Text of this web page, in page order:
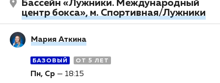
Бассейн «Лужники. Международный
центр бокса», м. Спортивная/Лужники
Мария Аткина
БАЗОВЫЙ ОТ 5 ЛЕТ
Пн, Ср — 18:15